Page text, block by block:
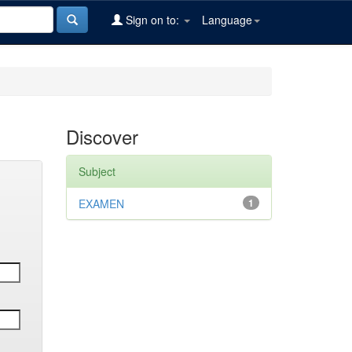
Language
Sign on to:
Discover
Subject
1
EXAMEN